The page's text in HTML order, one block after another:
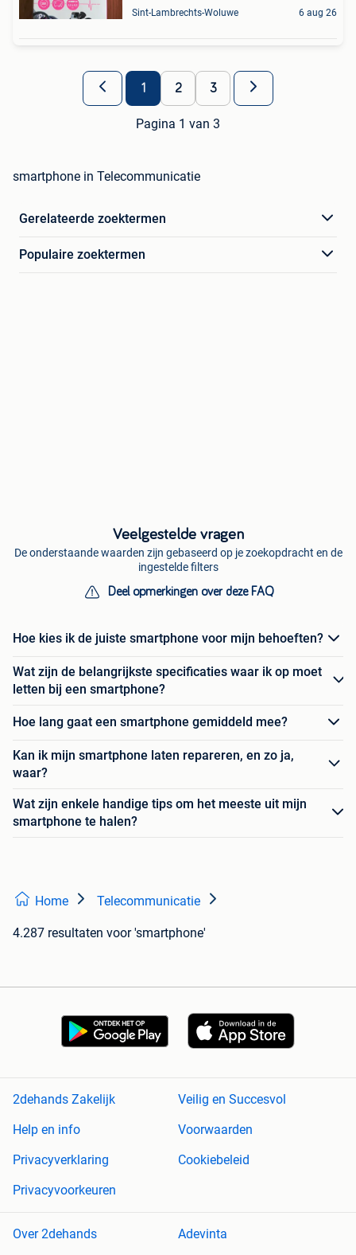
Sint-Lambrechts-Woluwe 6 aug 26
1 2 3
Pagina 1 van 3
smartphone in Telecommunicatie
Gerelateerde zoektermen
Populaire zoektermen
Veelgestelde vragen
De onderstaande waarden zijn gebaseerd op je zoekopdracht en de
ingestelde filters
Deel opmerkingen over deze FAQ
Hoe kies ik de juiste smartphone voor mijn behoeften?
Wat zijn de belangrijkste specificaties waar ik op moet
letten bij een smartphone?
Hoe lang gaat een smartphone gemiddeld mee?
Kan ik mijn smartphone laten repareren, en zo ja,
waar?
Wat zijn enkele handige tips om het meeste uit mijn
smartphone te halen?
Home Telecommunicatie
4.287 resultaten voor 'smartphone'
2dehands Zakelijk
Veilig en Succesvol
Help en info
Voorwaarden
Privacyverklaring
Cookiebeleid
Privacyvoorkeuren
Over 2dehands Adevinta